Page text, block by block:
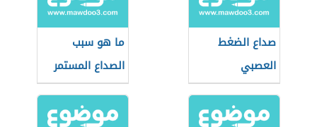
صداع الضغط
العصبي
ما هو سبب
الصداع المستمر